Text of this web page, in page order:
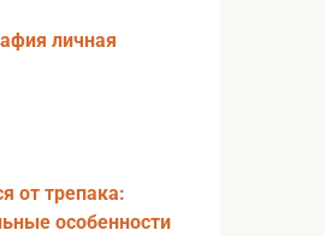
личная
от трепака:
особенности